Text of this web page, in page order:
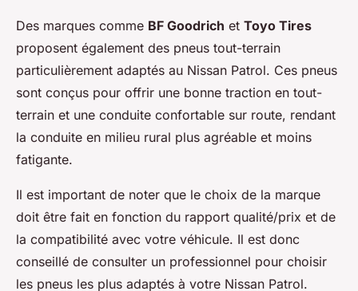
Des marques comme BF Goodrich et Toyo Tires
proposent également des pneus tout-terrain
particulièrement adaptés au Nissan Patrol. Ces pneus
sont conçus pour offrir une bonne traction en tout-
terrain et une conduite confortable sur route, rendant
la conduite en milieu rural plus agréable et moins
fatigante.
Il est important de noter que le choix de la marque
doit être fait en fonction du rapport qualité/prix et de
la compatibilité avec votre véhicule. Il est donc
conseillé de consulter un professionnel pour choisir
les pneus les plus adaptés à votre Nissan Patrol.